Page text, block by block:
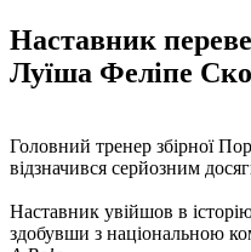
Наставник
Луїша Феліпе
Головний тренер збірної
відзначився серйозним
Наставник увійшов в
здобувши з національною